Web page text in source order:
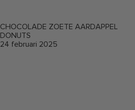
CHOCOLADE ZOETE AARDAPPEL
DONUTS
24 februari 2025